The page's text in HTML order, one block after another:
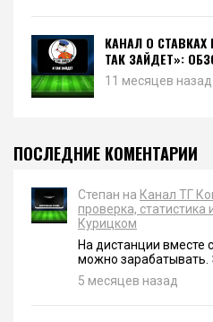
КАНАЛ О
ТАК ЗАЙДЕТ»:
11 месяцев назад
ПОСЛЕДНИЕ КОМЕНТАРИИ
Степан на Канал ТГ
проверка,
Курицком
На дистанции вместе
можно зарабатывать.
5 месяцев назад